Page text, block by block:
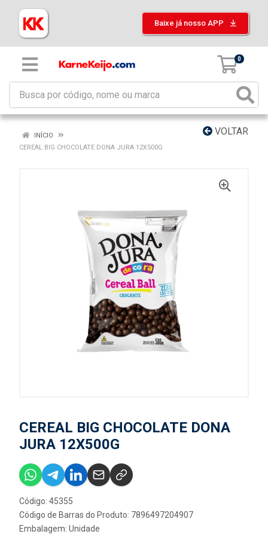
Baixe já nosso APP
0
VOLTAR
INÍCIO
CEREAL BIG CHOCOLATE DONA JURA 12X500G
CEREAL BIG CHOCOLATE DONA
JURA 12X500G
Código: 45355
Código de Barras do Produto: 7896497204907
Embalagem: Unidade